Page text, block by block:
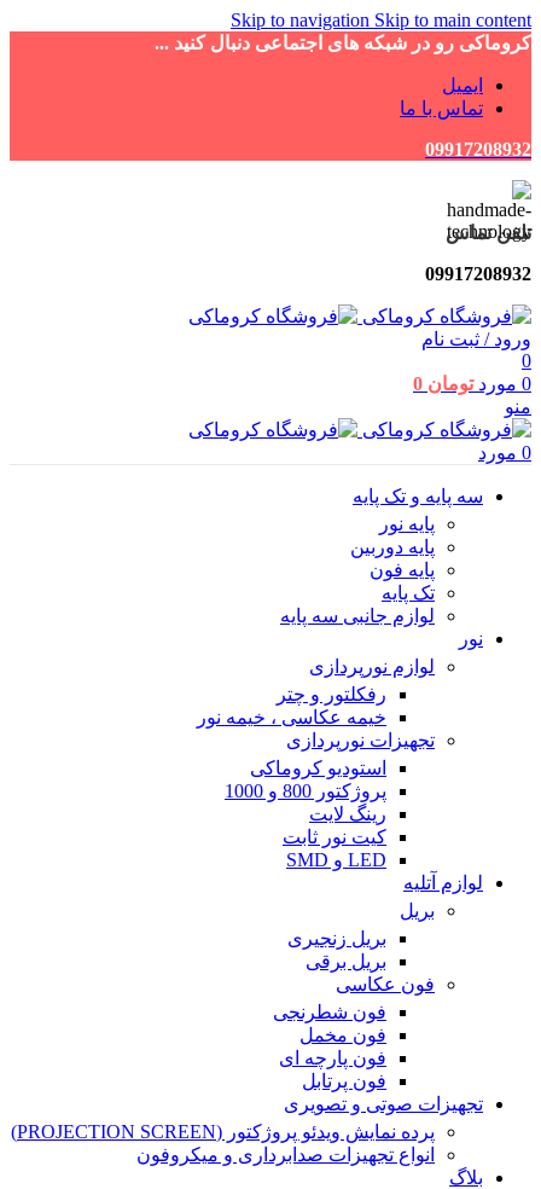
Skip to navigation Skip to main content
کروماکی رو در شبکه های اجتماعی دنبال کنید ...
ایمیل
تماس با ما
09917208932
تلفن تماس
09917208932
ورود / ثبت نام
0
0 مورد تومان
منو
0 مورد
سه پایه و تک پایه
پایه نور
پایه دوربین
پایه فون
تک پایه
لوازم جانبی سه پایه
نور
لوازم نورپردازی
رفکلتور و چتر
خیمه عکاسی ، خیمه نور
تجهیزات نورپردازی
استودیو کروماکی
پروژکتور 800 و 1000
رینگ لایت
کیت نور ثابت
LED و SMD
لوازم آتلیه
بریل
بریل زنجیری
بریل برقی
فون عکاسی
فون شطرنجی
فون مخمل
فون پارچه ای
فون پرتابل
تجهیزات صوتی و تصویری
پرده نمایش ویدئو پروژکتور (PROJECTION SCREEN)
انواع تجهیزات صدابرداری و میکروفون
بلاگ